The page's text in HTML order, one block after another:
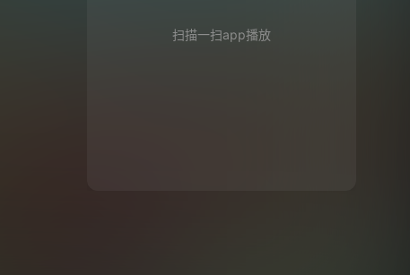
扫描一扫app播放